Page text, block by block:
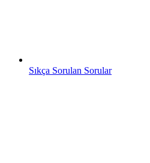
Sıkça Sorulan Sorular